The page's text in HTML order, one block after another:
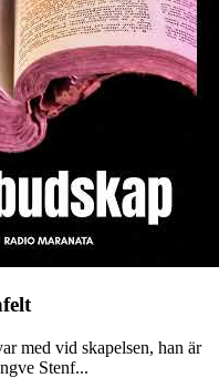
med vid skapelsen, han är
Stenf...